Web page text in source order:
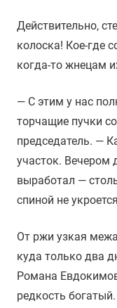
Действительно,
колоска! Кое-где
когда-то жнецам
— С этим у нас
торчащие пучки
председатель. —
участок. Вечером
выработал —
спиной не
От ржи узкая
куда только два
Романа
редкость